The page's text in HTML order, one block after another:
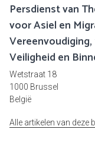
Persdienst van
voor Asiel en
Veiligheid en
Wetstraat 18
1000 Brussel
België
Alle artikelen van deze